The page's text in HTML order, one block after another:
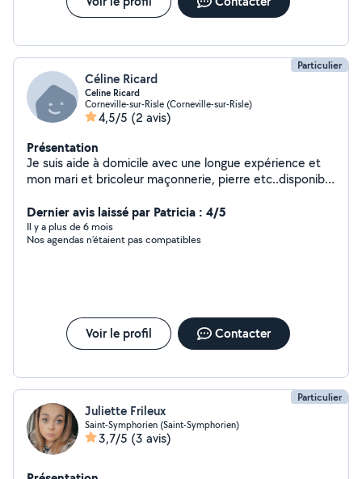
Particulier
Céline Ricard
Celine Ricard
Corneville-sur-Risle (Corneville-sur-Risle)
4,5/5 (2 avis)
Présentation
Je suis aide à domicile avec une longue expérience et
mon mari et bricoleur maçonnerie, pierre etc..disponible
.ménage,courses ,repassage etc..
Dernier avis laissé par Patricia : 4/5
Il y a plus de 6 mois
Nos agendas n’étaient pas compatibles
Voir le profil Contacter
Particulier
Juliette Frileux
Saint-Symphorien (Saint-Symphorien)
3,7/5 (3 avis)